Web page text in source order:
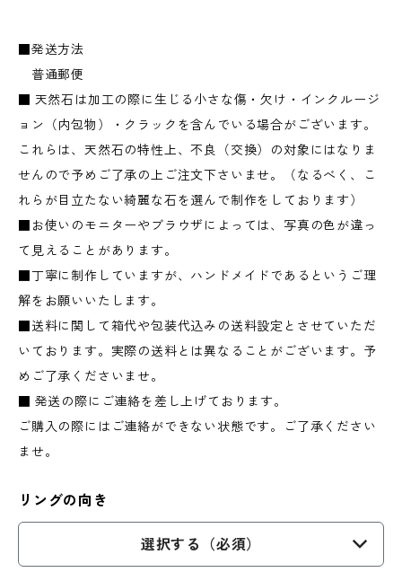
■発送方法
普通郵便
■ 天然石は加工の際に生じる小さな傷・欠け・インクルージ
ョン（内包物）・クラックを含んでいる場合がございます。
これらは、天然石の特性上、不良（交換）の対象にはなりま
せんので予めご了承の上ご注文下さいませ。（なるべく、こ
れらが目立たない綺麗な石を選んで制作をしております）
■お使いのモニターやブラウザによっては、写真の色が違っ
て見えることがあります。
■丁寧に制作していますが、ハンドメイドであるというご理
解をお願いいたします。
■送料に関して箱代や包装代込みの送料設定とさせていただ
いております。実際の送料とは異なることがございます。予
めご了承くださいませ。
■ 発送の際にご連絡を差し上げております。
ご購入の際にはご連絡ができない状態です。ご了承ください
ませ。
リングの向き
選択する（必須）